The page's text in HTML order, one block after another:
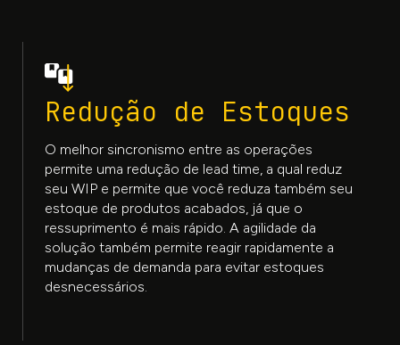
Redução de Estoques
O melhor sincronismo entre as operações
permite uma redução de lead time, a qual reduz
seu WIP e permite que você reduza também seu
estoque de produtos acabados, já que o
ressuprimento é mais rápido. A agilidade da
solução também permite reagir rapidamente a
mudanças de demanda para evitar estoques
desnecessários.